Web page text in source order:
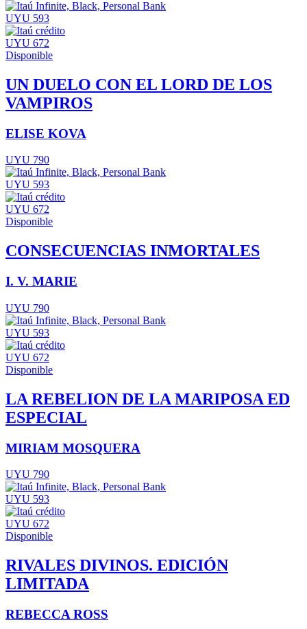
UYU 593
UYU 672
Disponible
UN DUELO CON EL LORD DE LOS
VAMPIROS
ELISE KOVA
UYU 790
UYU 593
UYU 672
Disponible
CONSECUENCIAS INMORTALES
I. V. MARIE
UYU 790
UYU 593
UYU 672
Disponible
LA REBELION DE LA MARIPOSA ED
ESPECIAL
MIRIAM MOSQUERA
UYU 790
UYU 593
UYU 672
Disponible
RIVALES DIVINOS. EDICIÓN
LIMITADA
REBECCA ROSS